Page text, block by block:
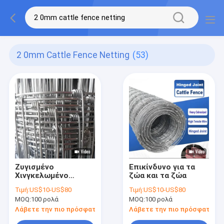
2 0mm Cattle Fence Netting (53)
Ζυγισμένο
Χινγκελωμένο
Φράχτης Γονιών
Δίκτυο 2,0MM
Υψηλής Τεντώσεως
Σύρμα Φράχτης
Τιμή:US$10-US$80
MOQ:100 ρολά
Λάβετε την πιο πρόσφατη τιμή
Επικίνδυνο για τα
ζώα και τα ζώα
Τιμή:US$10-US$80
MOQ:100 ρολά
Λάβετε την πιο πρόσφατη